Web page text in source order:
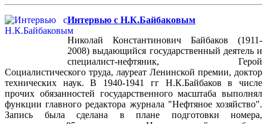
Интервью с Н.К.Байбаковым
Николай Константинович Байбаков (1911-
2008) выдающийся государственный деятель и
специалист-нефтяник, Герой
Социалистического труда, лауреат Ленинской премии, доктор
технических наук. В 1940-1941 гг Н.К.Байбаков в числе
прочих обязанностей государственного масштаба выполнял
функции главного редактора журнала "Нефтяное хозяйство".
Запись была сделана в плане подготовки номера,